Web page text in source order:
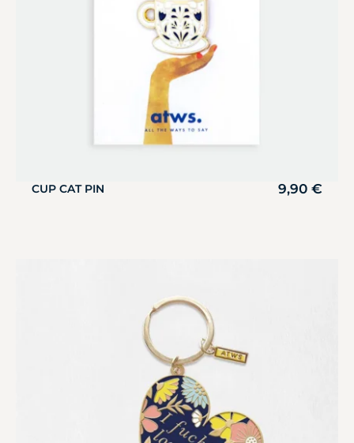
CUP CAT PIN 9,90 €